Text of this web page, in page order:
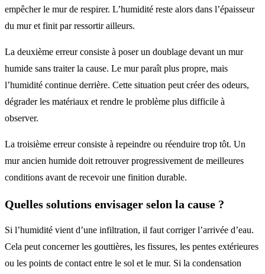
empêcher le mur de respirer. L’humidité reste alors dans l’épaisseur
du mur et finit par ressortir ailleurs.
La deuxième erreur consiste à poser un doublage devant un mur
humide sans traiter la cause. Le mur paraît plus propre, mais
l’humidité continue derrière. Cette situation peut créer des odeurs,
dégrader les matériaux et rendre le problème plus difficile à
observer.
La troisième erreur consiste à repeindre ou réenduire trop tôt. Un
mur ancien humide doit retrouver progressivement de meilleures
conditions avant de recevoir une finition durable.
Quelles solutions envisager selon la cause ?
Si l’humidité vient d’une infiltration, il faut corriger l’arrivée d’eau.
Cela peut concerner les gouttières, les fissures, les pentes extérieures
ou les points de contact entre le sol et le mur. Si la condensation